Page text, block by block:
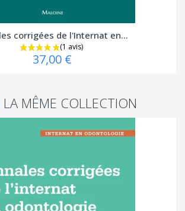
corrigées de l'Internat en...
37,00 €
LA MÊME COLLECTION